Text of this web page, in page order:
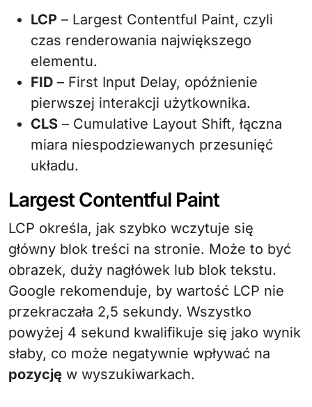
LCP – Largest Contentful Paint, czyli
czas renderowania największego
elementu.
FID – First Input Delay, opóźnienie
pierwszej interakcji użytkownika.
CLS – Cumulative Layout Shift, łączna
miara niespodziewanych przesunięć
układu.
Largest Contentful Paint
LCP określa, jak szybko wczytuje się
główny blok treści na stronie. Może to być
obrazek, duży nagłówek lub blok tekstu.
Google rekomenduje, by wartość LCP nie
przekraczała 2,5 sekundy. Wszystko
powyżej 4 sekund kwalifikuje się jako wynik
słaby, co może negatywnie wpływać na
pozycję w wyszukiwarkach.